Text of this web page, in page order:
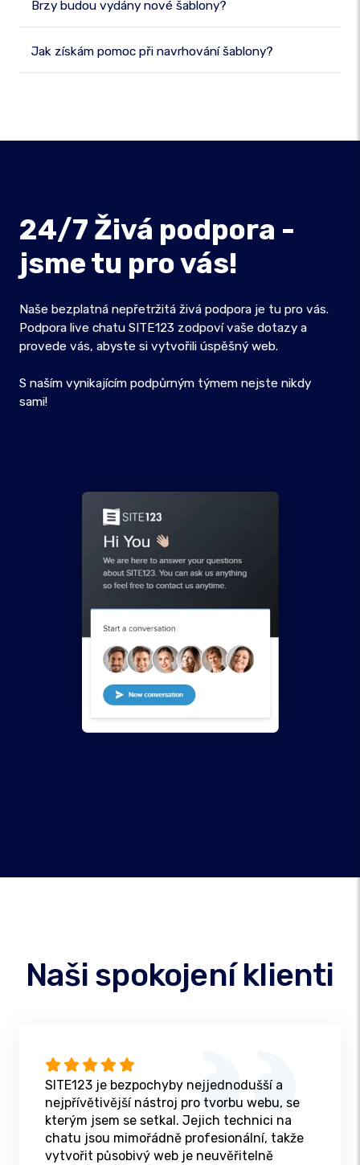
Brzy budou vydány nové šablony?
Jak získám pomoc při navrhování šablony?
24/7 Živá podpora -
jsme tu pro vás!
Naše bezplatná nepřetržitá živá podpora je tu pro vás.
Podpora live chatu SITE123 zodpoví vaše dotazy a
provede vás, abyste si vytvořili úspěšný web.
S naším vynikajícím podpůrným týmem nejste nikdy
sami!
Naši spokojení klienti
SITE123 je bezpochyby nejjednodušší a
nejpřívětivější nástroj pro tvorbu webu, se
kterým jsem se setkal. Jejich technici na
chatu jsou mimořádně profesionální, takže
vytvořit působivý web je neuvěřitelně